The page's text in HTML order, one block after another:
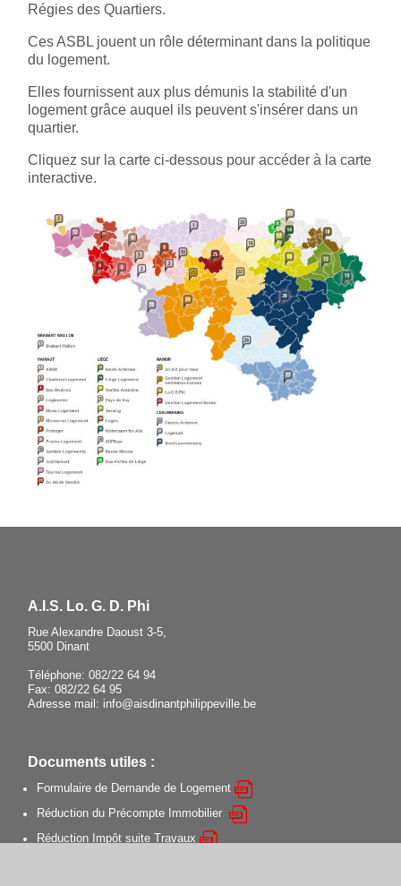
Régies des Quartiers.
Ces ASBL jouent un rôle déterminant dans la politique
du logement.
Elles fournissent aux plus démunis la stabilité d'un
logement grâce auquel ils peuvent s'insérer dans un
quartier.
Cliquez sur la carte ci-dessous pour accéder à la carte
interactive.
A.I.S. Lo. G. D. Phi
Rue Alexandre Daoust 3-5,
5500 Dinant
Téléphone: 082/22 64 94
Fax: 082/22 64 95
Adresse mail: info@aisdinantphilippeville.be
Documents utiles :
Formulaire de Demande de Logement
Réduction du Précompte Immobilier
Réduction Impôt suite Travaux